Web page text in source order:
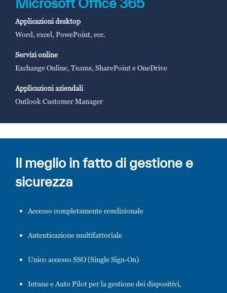
Microsoft Office 365
Applicazioni desktop
Word, excel, PowePoint, ecc.
Servizi online
Exchange Online, Teams, SharePoint e OneDrive
Applicazioni aziendali
Outlook Customer Manager
Il meglio in fatto di gestione e
sicurezza
Accesso completamente condizionale
Autenticazione multifattoriale
Unico accesso SSO (Single Sign-On)
Intune e Auto Pilot per la gestione dei dispositivi,